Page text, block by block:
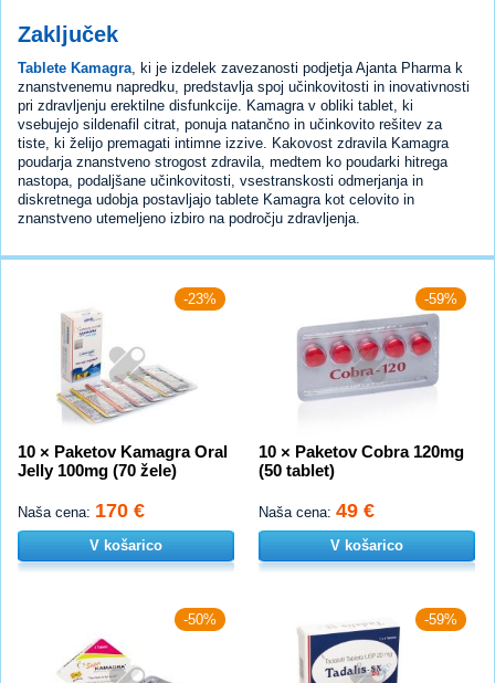
Zaključek
Tablete Kamagra , ki je izdelek zavezanosti podjetja Ajanta Pharma k
znanstvenemu napredku, predstavlja spoj učinkovitosti in inovativnosti
pri zdravljenju erektilne disfunkcije. Kamagra v obliki tablet, ki
vsebujejo sildenafil citrat, ponuja natančno in učinkovito rešitev za
tiste, ki želijo premagati intimne izzive. Kakovost zdravila Kamagra
poudarja znanstveno strogost zdravila, medtem ko poudarki hitrega
nastopa, podaljšane učinkovitosti, vsestranskosti odmerjanja in
diskretnega udobja postavljajo tablete Kamagra kot celovito in
znanstveno utemeljeno izbiro na področju zdravljenja.
-23%
10 × Paketov Kamagra Oral
Jelly 100mg (70 žele)
Naša cena: 170 €
V košarico
-59%
10 × Paketov Cobra 120mg
(50 tablet)
Naša cena: 49 €
V košarico
-50% -59%